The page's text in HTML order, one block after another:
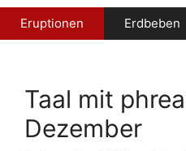
Eruptionen Erdbeben
Taal mit
Dezember